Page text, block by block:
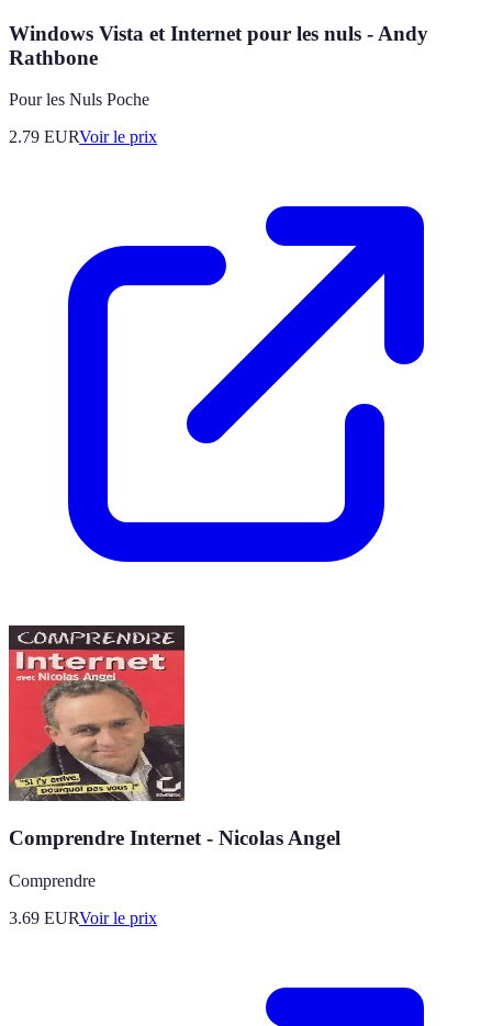
Windows Vista et Internet pour les nuls - Andy
Rathbone
Pour les Nuls Poche
2.79 EURVoir le prix
Comprendre Internet - Nicolas Angel
Comprendre
3.69 EURVoir le prix